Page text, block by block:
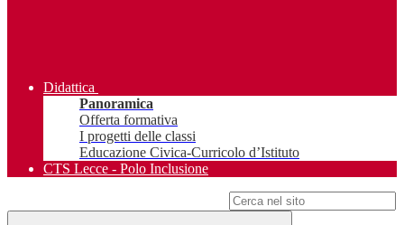
Didattica
Panoramica
Offerta formativa
I progetti delle classi
Educazione Civica-Curricolo d’Istituto
CTS Lecce - Polo Inclusione